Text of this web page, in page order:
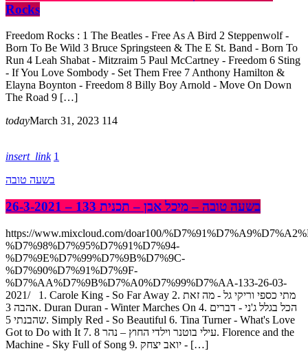
Rocks
Freedom Rocks : 1 The Beatles - Free As A Bird 2 Steppenwolf -
Born To Be Wild 3 Bruce Springsteen & The E St. Band - Born To
Run 4 Leah Shabat - Mitzraim 5 Paul McCartney - Freedom 6 Sting
- If You Love Sombody - Set Them Free 7 Anthony Hamilton &
Elayna Boynton - Freedom 8 Billy Boy Arnold - Move On Down
The Road 9 […]
todayMarch 31, 2023 114
insert_link 1
בשעה טובה
בשעה טובה – מיכל אבן – תכנית 133 – 26-3-2021
https://www.mixcloud.com/doar100/
%D7%98%D7%95%D7%91%D7%94-
%D7%9E%D7%99%D7%9B%D7%9C-
%D7%90%D7%91%D7%9F-
%D7%AA%D7%9B%D7%A0%D7%99%D7%AA-133-26-03-
2021/ 1. Carole King - So Far Away 2. מתי כספי וריקי גל - מה זאת
אהבה 3. Duran Duran - Winter Marches On 4. הכל בגלל ג'ני - דברים
שהבנתי 5. Simply Red - So Beautiful 6. Tina Turner - What's Love
Got to Do with It 7. עילי בוטנר וילדי החוץ – נהר 8. Florence and the
Machine - Sky Full of Song 9. יואב יצחק - […]